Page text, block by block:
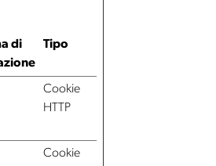
di
Tipo
Cookie
HTTP
Cookie